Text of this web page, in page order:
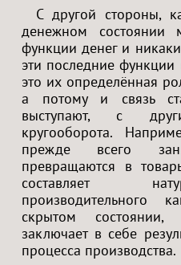
С другой стороны,
денежном состоянии
функции денег и
эти последние функции
это их определённая
а потому и связь
выступают, с
кругооборота.
прежде всего
превращаются в
составляет
производительного
скрытом
заключает в себе
процесса производства.